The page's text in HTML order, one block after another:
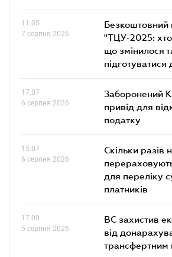
11.05
7 серпня 2026
Безкоштовний
"ТЦУ-2025: хто
що змінилося
підготуватися
17.07
6 серпня 2026
Заборонений
привід для
податку
15.07
6 серпня 2026
Скільки разів
для переліку
платників
17.00
5 серпня 2026
ВС захистив
від
трансфертним